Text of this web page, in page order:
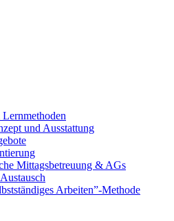
und Ausstattung
Mittagsbetreuung & AGs
Arbeiten”-Methode